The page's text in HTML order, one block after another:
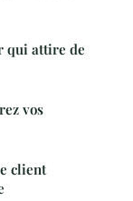
qui attire de
vos
client